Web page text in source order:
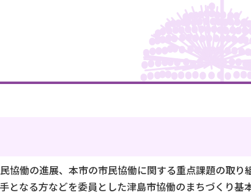
働の進展、本市の市民協働に関する重点課題の取り
なる方などを委員とした津島市協働のまちづくり基